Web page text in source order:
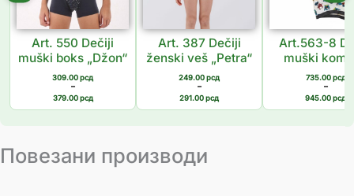
Art. 550 Dečiji
muški boks „Džon“
309.00рсд
–
379.00рсд
Art. 387 Dečiji
ženski veš „Petra“
249.00рсд
–
291.00рсд
Art.563-8
muški
735.00рсд
–
945.00рсд
Повезани производи